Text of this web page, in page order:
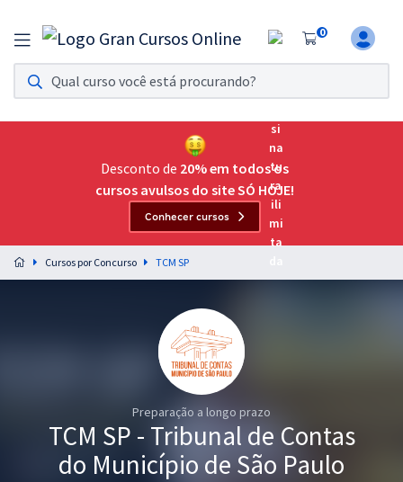
0
Assinatura Ilimitada 11
Acesso a todos os cursos. Teste grátis por 7 dias!
Assinatura OAB Até Passar
Acesso ilimitado a toda preparação para o Exame da
Preparação completa e intensiva para as principais
residências em saúde do Brasil
Graduação
Desconto de 20% em todos os
cursos avulsos do site SÓ HOJE!
Conhecer cursos
Cursos por Concurso TCM SP
Preparação a longo prazo
TCM SP - Tribunal de Contas
do Município de São Paulo